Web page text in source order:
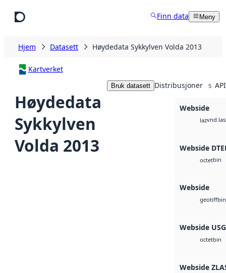
Finn data Meny
Hjem Datasett Høydedata Sykkylven Volda 2013
Kartverket
Høydedata
Sykkylven
Volda 2013
Bruk datasett Distribusjoner 5
Webside
laz
Webside
octetbin
Webside
geotiffbin
Webside
octetbin
Webside